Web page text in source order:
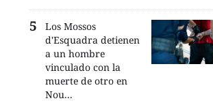
Los Mossos
d'Esquadra detienen
a un hombre
vinculado con la
muerte de otro en
Nou...